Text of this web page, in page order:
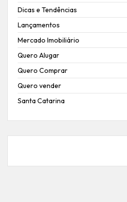
Dicas e Tendências
Lançamentos
Mercado Imobiliário
Quero Alugar
Quero Comprar
Quero vender
Santa Catarina